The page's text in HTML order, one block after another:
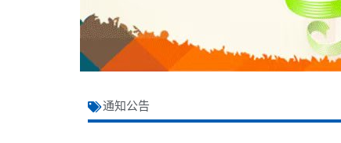
通知公告